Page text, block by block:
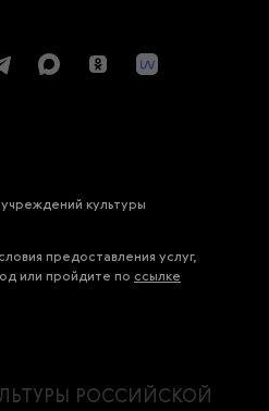
учреждений культуры
предоставления услуг,
или пройдите по ссылке